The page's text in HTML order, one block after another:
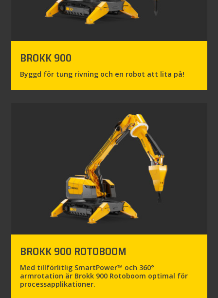
BROKK 900
Byggd för tung rivning och en robot att lita på!
BROKK 900 ROTOBOOM
Med tillförlitlig SmartPower™ och 360°
armrotation är Brokk 900 Rotoboom optimal för
processapplikationer.